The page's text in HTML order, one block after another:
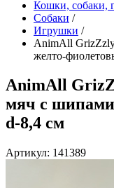
Кошки, собаки,
Собаки /
Игрушки /
AnimAll
желто-
AnimAll
мяч с
d-8,4 см
Артикул: 141389